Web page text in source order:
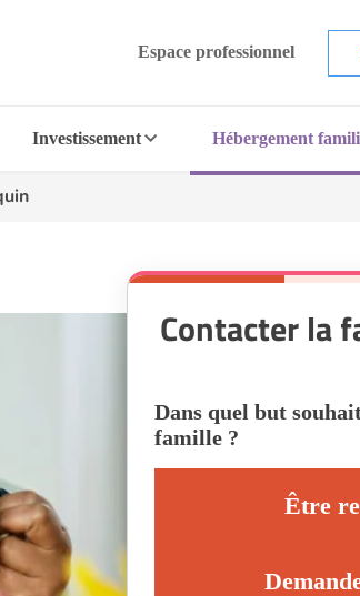
Espace professionnel
Investissement Hébergement
Contacter la
Dans quel but
famille ?
Être